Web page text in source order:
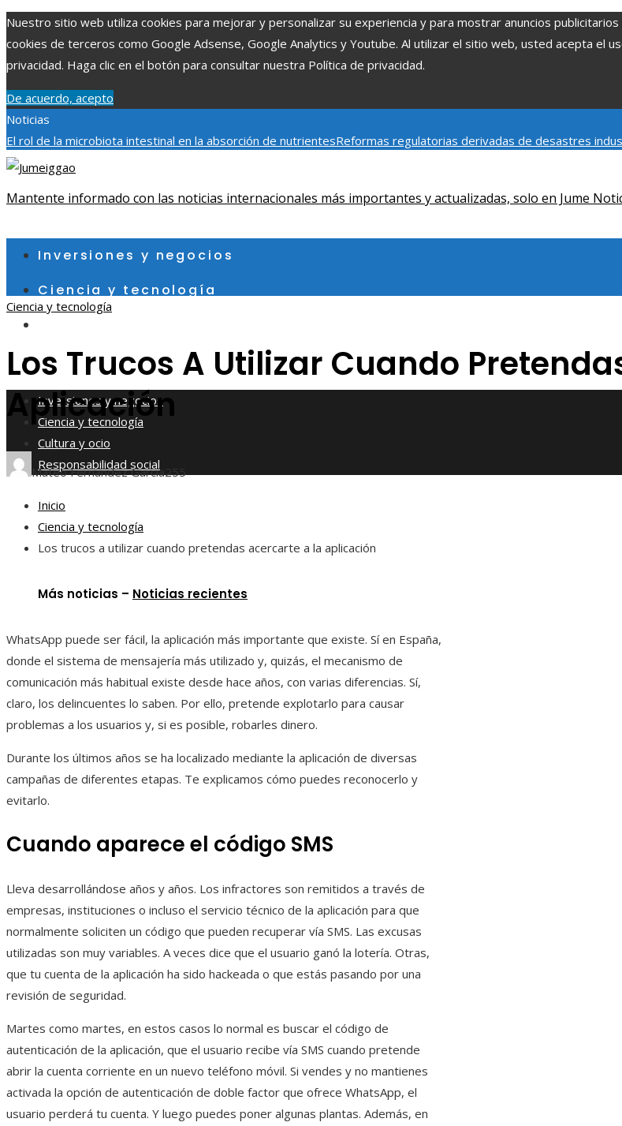
Nuestro sitio web utiliza cookies para mejorar y personalizar su experiencia y para mostrar anuncios
cookies de terceros como Google Adsense, Google Analytics y Youtube. Al utilizar el sitio web, usted acepta el
privacidad. Haga clic en el botón para consultar nuestra Política de privacidad.
De acuerdo, acepto
Noticias
El rol de la microbiota intestinal en la absorción de nutrientesReformas regulatorias derivadas de desastres
Patrimonio de la Humanidad y su importancia
sábado, agosto 8
Mantente informado con las noticias internacionales más importantes y actualizadas, solo en Jume
Inversiones y negocios
Ciencia y tecnología
Responsabilidad social
Inversiones y negocios
Ciencia y tecnología
Cultura y ocio
Responsabilidad social
Ciencia y tecnología
Los Trucos A Utilizar Cuando
Aplicación
Mateo Fernández García255
Inicio
Ciencia y tecnología
Los trucos a utilizar cuando pretendas acercarte a la aplicación
Más noticias – Noticias recientes
WhatsApp puede ser fácil, la aplicación más importante que existe. Sí en España,
donde el sistema de mensajería más utilizado y, quizás, el mecanismo de
comunicación más habitual existe desde hace años, con varias diferencias. Sí,
claro, los delincuentes lo saben. Por ello, pretende explotarlo para causar
problemas a los usuarios y, si es posible, robarles dinero.
Durante los últimos años se ha localizado mediante la aplicación de diversas
campañas de diferentes etapas. Te explicamos cómo puedes reconocerlo y
evitarlo.
Cuando aparece el código SMS
Lleva desarrollándose años y años. Los infractores son remitidos a través de
empresas, instituciones o incluso el servicio técnico de la aplicación para que
normalmente soliciten un código que pueden recuperar vía SMS. Las excusas
utilizadas son muy variables. A veces dice que el usuario ganó la lotería. Otras,
que tu cuenta de la aplicación ha sido hackeada o que estás pasando por una
revisión de seguridad.
Martes como martes, en estos casos lo normal es buscar el código de
autenticación de la aplicación, que el usuario recibe vía SMS cuando pretende
abrir la cuenta corriente en un nuevo teléfono móvil. Si vendes y no mantienes
activada la opción de autenticación de doble factor que ofrece WhatsApp, el
usuario perderá tu cuenta. Y luego puedes poner algunas plantas. Además, en